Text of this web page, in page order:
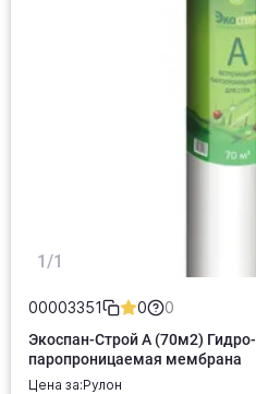
1/1
00003351 0 0
Экоспан-Строй А (70м2)
паропроницаемая мембрана
Цена за: рулон